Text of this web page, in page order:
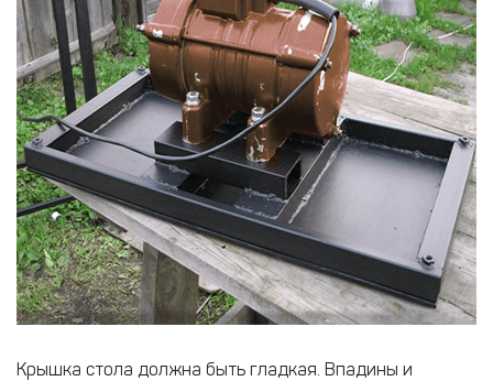
Крышка стола должна быть гладкая. Впадины и